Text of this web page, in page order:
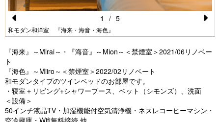
Pr
e
vi
o
u
s
和モダン和洋室 『海来・海音・海色』
1 / 5
『海来』～Mirai～・『海音』～Mion～＜禁煙室＞2021/06リノベー
ト
『海色』～Miiro～＜禁煙室＞2022/02リノベート
和モダンタイプのツインベッドのお部屋です。
・寝室＋リビング+シャワーブース、ベット（シモンズ）、洗面
＜設備＞
50インチ液晶TV・加湿機能付空気清浄機・ネスレコーヒーマシン・